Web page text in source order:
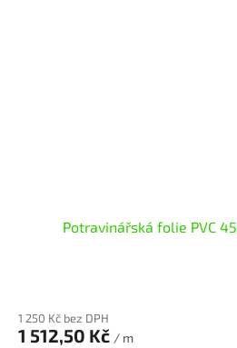
Potravinářská folie PVC
1 250 Kč bez DPH
1 512,50 Kč / m